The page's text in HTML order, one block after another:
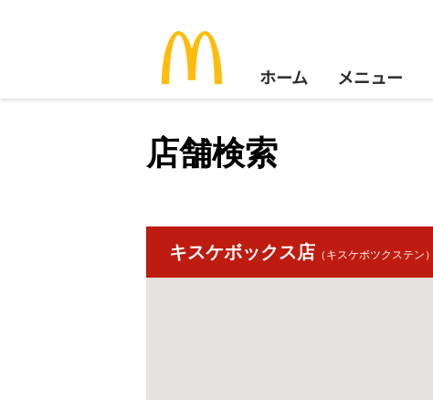
ホーム メニュー
店舗検索
キスケボックス店 （キスケボツクステン）